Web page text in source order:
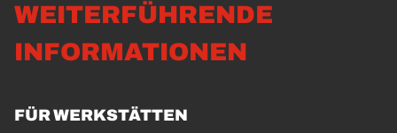
WEITERFÜHRENDE
INFORMATIONEN
FÜR WERKSTÄTTEN